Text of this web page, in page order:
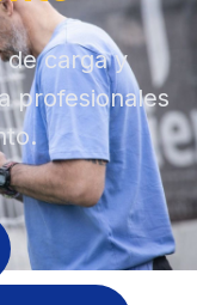
de carga y
profesionales